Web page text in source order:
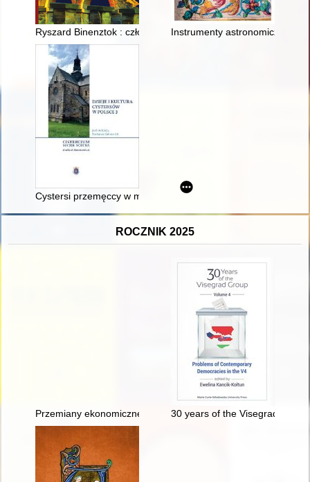
Ryszard Binenztok : człowiek lewicy, człowiek sportu
Instrumenty astronomiczne
Cystersi przemęccy w momencie kasaty ich opactwa w 1836
ROCZNIK 2025
Przemiany ekonomiczne i społeczne na wsi30 years of the Visegrad